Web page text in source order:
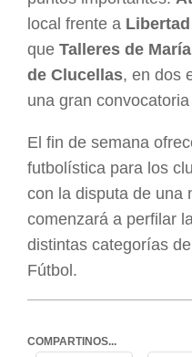
local frente a
que Talleres de
de Clucellas, en dos
una gran
El fin de semana
futbolística para los
con la disputa de una
comenzará a perfilar
distintas categorías
Fútbol.
COMPARTINOS...